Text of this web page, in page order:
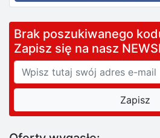
Brak poszukiwanego
Zapisz się na nasz